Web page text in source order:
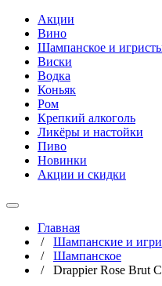
Акции
Вино
Шампанское и
Виски
Водка
Коньяк
Ром
Крепкий алкоголь
Ликёры и настойки
Пиво
Новинки
Акции и скидки
Главная
/ Шампанские и
/ Шампанское
/ Drappier Rose Brut